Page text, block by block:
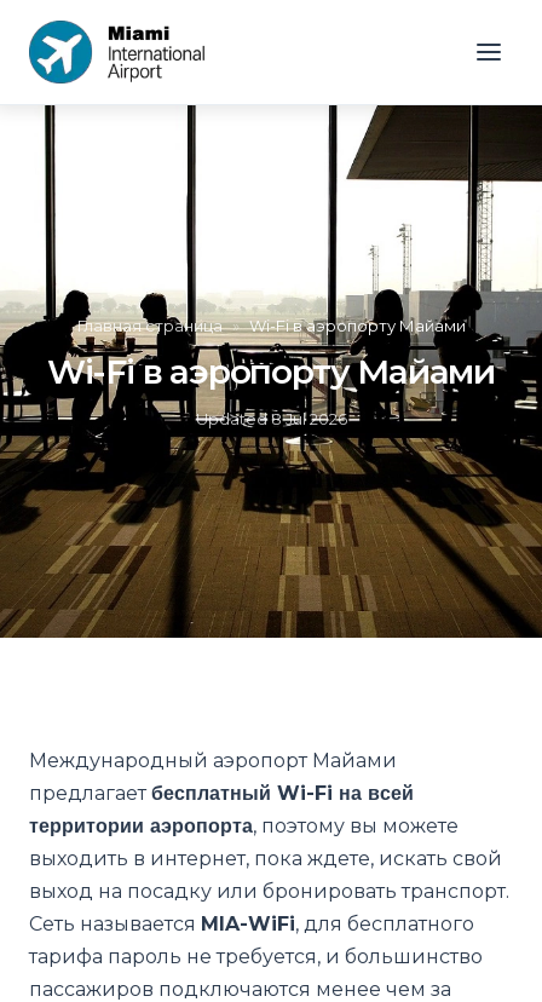
Главная страница » Wi-Fi в аэропорту Майами
Wi-Fi в аэропорту Майами
Updated8 Jul 2026
Международный аэропорт Майами
предлагаетбесплатный Wi-Fi на всей
территории аэропорта, поэтому вы можете
выходить в интернет, пока ждете, искать свой
выход на посадку или бронировать транспорт.
Сеть называется MIA-WiFi, для бесплатного
тарифа пароль не требуется, и большинство
пассажиров подключаются менее чем за